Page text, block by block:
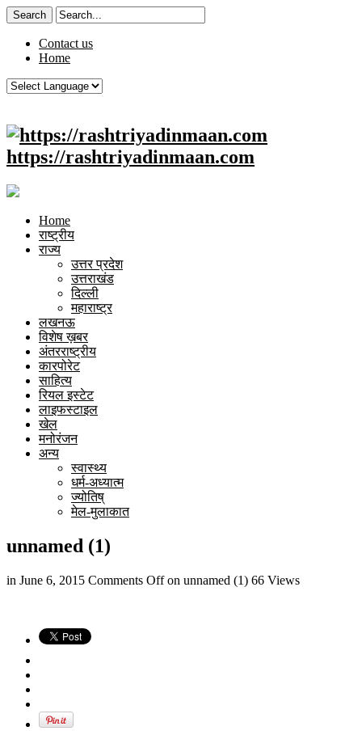
Contact us
Home
https://rashtriyadinmaan.com
Home
राष्ट्रीय
राज्य
उत्तर प्रदेश
उत्तराखंड
दिल्ली
महाराष्ट्र
लखनऊ
विशेष ख़बर
अंतरराष्ट्रीय
कारपोरेट
साहित्य
रियल इस्टेट
लाइफस्टाइल
खेल
मनोरंजन
अन्य
स्वास्थ्य
धर्म-अध्यात्म
ज्योतिष्
मेल-मुलाकात
unnamed (1)
in June 6, 2015 Comments Offon unnamed (1) 66 Views